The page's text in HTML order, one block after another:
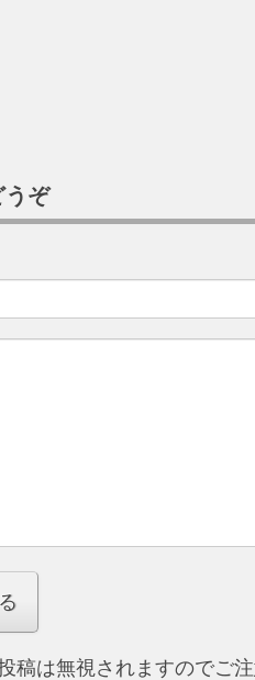
うぞ
稿は無視されますのでご